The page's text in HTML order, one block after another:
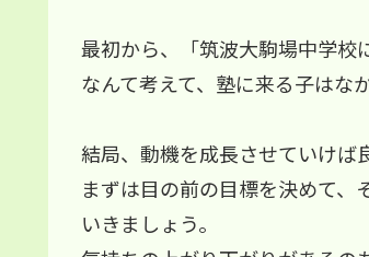
最初から、「筑波大駒場中学校
なんて考えて、塾に来る子は
結局、動機を成長させていけば
まずは目の前の目標を決めて、
いきましょう。